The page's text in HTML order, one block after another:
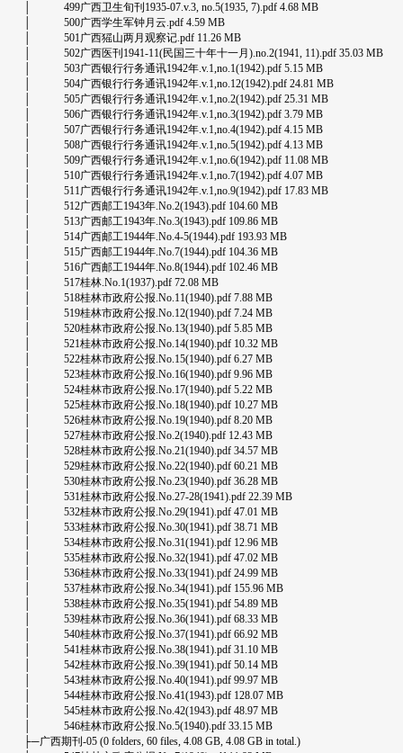
│ 499广西卫生旬刊1935-07.v.3, no.5(1935, 7).pdf 4.68 MB
│ 500广西学生军钟月云.pdf 4.59 MB
│ 501广西猺山两月观察记.pdf 11.26 MB
│ 502广西医刊1941-11(民国三十年十一月).no.2(1941, 11).pdf 35.03 MB
│ 503广西银行行务通讯1942年.v.1,no.1(1942).pdf 5.15 MB
│ 504广西银行行务通讯1942年.v.1,no.12(1942).pdf 24.81 MB
│ 505广西银行行务通讯1942年.v.1,no.2(1942).pdf 25.31 MB
│ 506广西银行行务通讯1942年.v.1,no.3(1942).pdf 3.79 MB
│ 507广西银行行务通讯1942年.v.1,no.4(1942).pdf 4.15 MB
│ 508广西银行行务通讯1942年.v.1,no.5(1942).pdf 4.13 MB
│ 509广西银行行务通讯1942年.v.1,no.6(1942).pdf 11.08 MB
│ 510广西银行行务通讯1942年.v.1,no.7(1942).pdf 4.07 MB
│ 511广西银行行务通讯1942年.v.1,no.9(1942).pdf 17.83 MB
│ 512广西邮工1943年.No.2(1943).pdf 104.60 MB
│ 513广西邮工1943年.No.3(1943).pdf 109.86 MB
│ 514广西邮工1944年.No.4-5(1944).pdf 193.93 MB
│ 515广西邮工1944年.No.7(1944).pdf 104.36 MB
│ 516广西邮工1944年.No.8(1944).pdf 102.46 MB
│ 517桂林.No.1(1937).pdf 72.08 MB
│ 518桂林市政府公报.No.11(1940).pdf 7.88 MB
│ 519桂林市政府公报.No.12(1940).pdf 7.24 MB
│ 520桂林市政府公报.No.13(1940).pdf 5.85 MB
│ 521桂林市政府公报.No.14(1940).pdf 10.32 MB
│ 522桂林市政府公报.No.15(1940).pdf 6.27 MB
│ 523桂林市政府公报.No.16(1940).pdf 9.96 MB
│ 524桂林市政府公报.No.17(1940).pdf 5.22 MB
│ 525桂林市政府公报.No.18(1940).pdf 10.27 MB
│ 526桂林市政府公报.No.19(1940).pdf 8.20 MB
│ 527桂林市政府公报.No.2(1940).pdf 12.43 MB
│ 528桂林市政府公报.No.21(1940).pdf 34.57 MB
│ 529桂林市政府公报.No.22(1940).pdf 60.21 MB
│ 530桂林市政府公报.No.23(1940).pdf 36.28 MB
│ 531桂林市政府公报.No.27-28(1941).pdf 22.39 MB
│ 532桂林市政府公报.No.29(1941).pdf 47.01 MB
│ 533桂林市政府公报.No.30(1941).pdf 38.71 MB
│ 534桂林市政府公报.No.31(1941).pdf 12.96 MB
│ 535桂林市政府公报.No.32(1941).pdf 47.02 MB
│ 536桂林市政府公报.No.33(1941).pdf 24.99 MB
│ 537桂林市政府公报.No.34(1941).pdf 155.96 MB
│ 538桂林市政府公报.No.35(1941).pdf 54.89 MB
│ 539桂林市政府公报.No.36(1941).pdf 68.33 MB
│ 540桂林市政府公报.No.37(1941).pdf 66.92 MB
│ 541桂林市政府公报.No.38(1941).pdf 31.10 MB
│ 542桂林市政府公报.No.39(1941).pdf 50.14 MB
│ 543桂林市政府公报.No.40(1941).pdf 99.97 MB
│ 544桂林市政府公报.No.41(1943).pdf 128.07 MB
│ 545桂林市政府公报.No.42(1943).pdf 48.97 MB
│ 546桂林市政府公报.No.5(1940).pdf 33.15 MB
├─广西期刊-05 (0 folders, 60 files, 4.08 GB, 4.08 GB in total.)